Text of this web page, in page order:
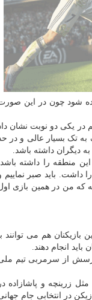
شود چون در این
یکی دو نوبت نشان
به تک بسیار عالی و در
دیگران داشته باشد.
منطقه را داشته
باید صبر نماییم
که من در همین بازی
هم می توانند
انجام دهند.
از سرمربی تیم
و دیده بودیم پیش از جام جهانی ۹۸ یکسری بازیکنان مثل زرینچه و پاشازاده در
در انتخابی جام